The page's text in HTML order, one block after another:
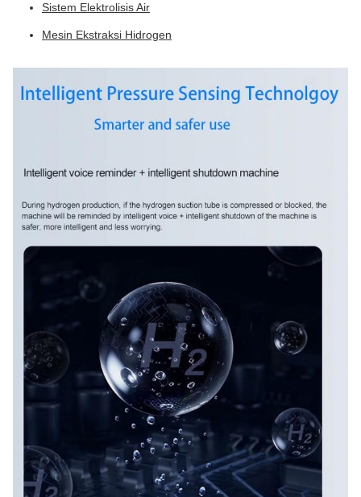
Sistem Elektrolisis Air
Mesin Ekstraksi Hidrogen